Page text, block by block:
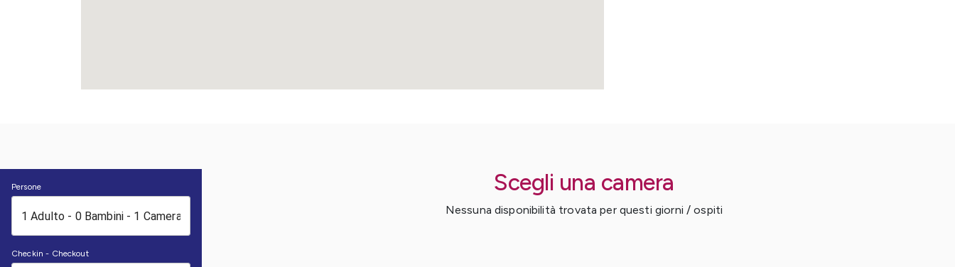
Persone
Checkin - Checkout
Scegli una camera
Nessuna disponibilità trovata per questi giorni / ospiti